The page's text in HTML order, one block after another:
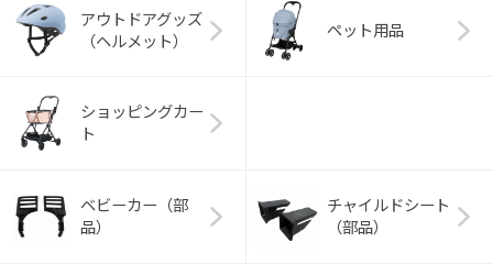
アウトドアグッズ
（ヘルメット）
ペット用品
ショッピングカー
ト
ベビーカー（部
品）
チャイルドシート
（部品）